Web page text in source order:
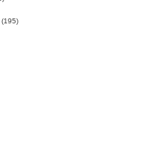
(195)